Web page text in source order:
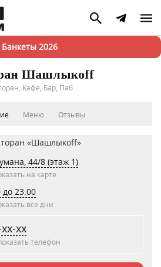
Банкеты 2026
Шашлыкоff
Кафе, Бар, Паб
Меню Отзывы
44/8 (этаж 1)
на карте
до 23:00
все дни
xx
телефон